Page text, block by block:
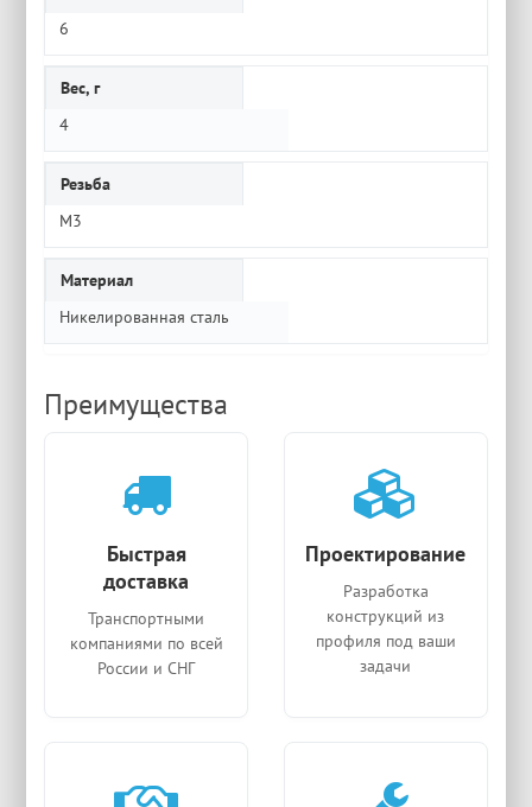
6
Вес, г
4
Резьба
M3
Материал
Никелированная сталь
Преимущества
Быстрая
доставка
Транспортными
компаниями по всей
России и СНГ
Проектирование
Разработка
конструкций из
профиля под ваши
задачи